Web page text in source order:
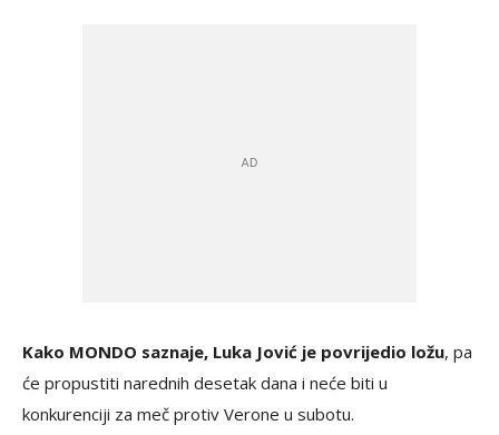
Kako MONDO saznaje, Luka Jović je povrijedio ložu, pa
će propustiti narednih desetak dana i neće biti u
konkurenciji za meč protiv Verone u subotu.